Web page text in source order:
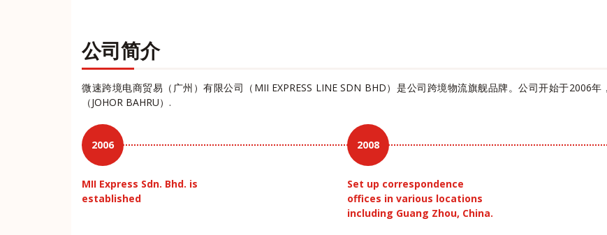
公司简介
微速跨境电商贸易（广州）有限公司（MII EXPRESS LINE SDN BHD）是公司跨境物流旗舰品牌。公司开始于2006
（JOHOR BAHRU）.
2006
MII Express Sdn. Bhd. is
established
2008
Set up correspondence
offices in various locations
including Guang Zhou, China.